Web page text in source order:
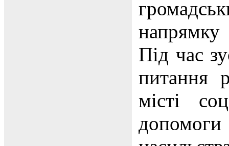
Під час
питання
місті